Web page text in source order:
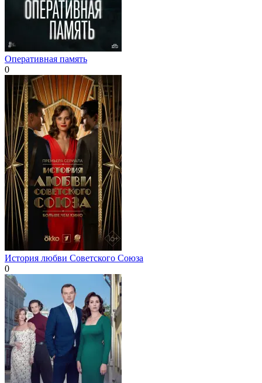
Оперативная память
0
История любви Советского Союза
0